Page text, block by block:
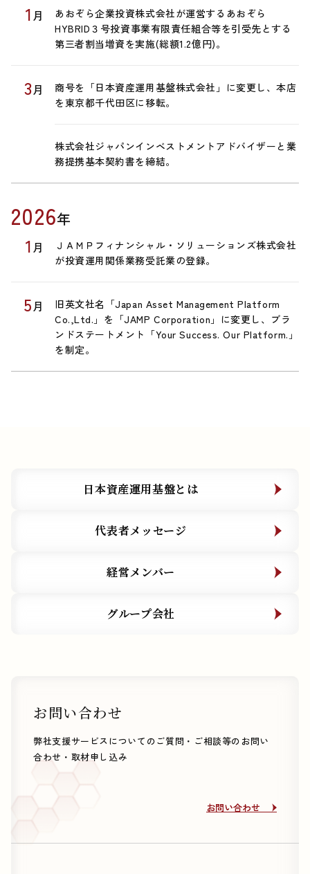
1月
あおぞら企業投資株式会社が運営するあおぞら
HYBRID３号投資事業有限責任組合等を引受先とする
第三者割当増資を実施(総額1.2億円)。
3月
商号を「日本資産運用基盤株式会社」に変更し、本店
を東京都千代田区に移転。
株式会社ジャパンインベストメントアドバイザーと業
務提携基本契約書を締結。
2026年
1月
ＪＡＭＰフィナンシャル・ソリューションズ株式会社
が投資運用関係業務受託業の登録。
5月
旧英文社名「Japan Asset Management Platform
Co.,Ltd.」を「JAMP Corporation」に変更し、ブラ
ンドステートメント「Your Success. Our Platform.」
を制定。
日本資産運用基盤とは
日本資産運用基盤とは
代表者メッセージ
代表者メッセージ
経営メンバー
経営メンバー
グループ会社
グループ会社
お問い合わせ
弊社支援サービスについてのご質問・ご相談等のお問い
合わせ・取材申し込み
お問い合わせ
お問い合わせ